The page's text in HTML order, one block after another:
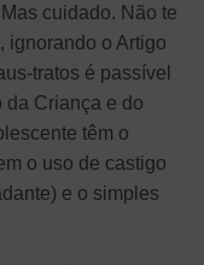
cuidado. Não te
ignorando o Artigo
tratos é passível
da Criança e do
têm o
o uso de castigo
e o simples